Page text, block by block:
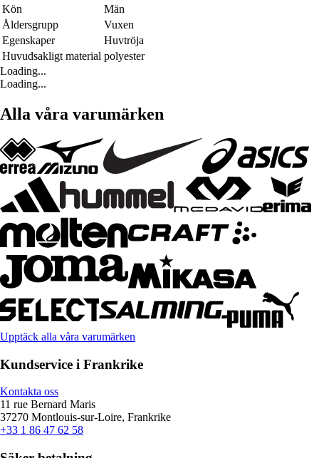
Kön
Män
Åldersgrupp
Vuxen
Egenskaper
Huvtröja
Huvudsakligt material polyester
Loading...
Loading...
Alla våra varumärken
Upptäck alla våra varumärken
Kundservice i Frankrike
Kontakta oss
11 rue Bernard Maris
37270 Montlouis-sur-Loire, Frankrike
+33 1 86 47 62 58